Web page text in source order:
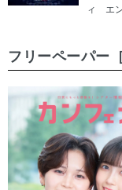
ィ エ
フリーペーパー